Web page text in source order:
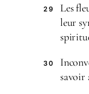
29
Les
leur
30
savoir